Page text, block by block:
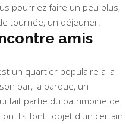
pourriez faire un peu plus,
tournée, un déjeuner.
amis
un quartier populaire à la
bar, la barque, un
fait partie du patrimoine de
Ils font l'objet d'un certain